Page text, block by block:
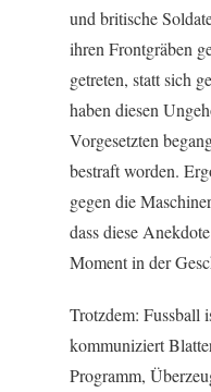
und britische
ihren Frontgräben
getreten, statt sich
haben diesen
Vorgesetzten
bestraft worden.
gegen die
dass diese
Moment in der
Trotzdem: Fussball
kommuniziert
Programm,